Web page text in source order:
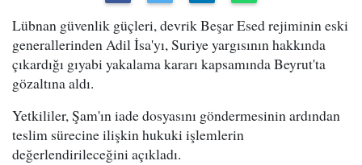
Lübnan güvenlik güçleri, devrik Beşar Esed rejiminin eski
generallerinden Adil İsa'yı, Suriye yargısının hakkında
çıkardığı gıyabi yakalama kararı kapsamında Beyrut'ta
gözaltına aldı.
Yetkililer, Şam'ın iade dosyasını göndermesinin ardından
teslim sürecine ilişkin hukuki işlemlerin
değerlendirileceğini açıkladı.